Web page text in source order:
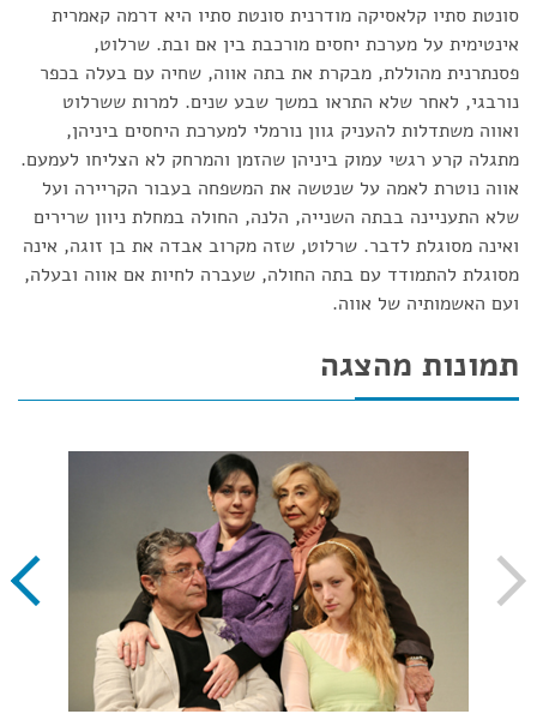
סונטת סתיו קלאסיקה מודרנית סונטת סתיו היא דרמה קאמרית
אינטימית על מערכת יחסים מורכבת בין אם ובת. שרלוט,
פסנתרנית מהוללת, מבקרת את בתה אווה, שחיה עם בעלה בכפר
נורבגי, לאחר שלא התראו במשך שבע שנים. למרות ששרלוט
ואווה משתדלות להעניק גוון נורמלי למערכת היחסים ביניהן,
מתגלה קרע רגשי עמוק ביניהן שהזמן והמרחק לא הצליחו לעמעם.
אווה נוטרת לאמה על שנטשה את המשפחה בעבור הקריירה ועל
שלא התעניינה בבתה השנייה, הלנה, החולה במחלת ניוון שרירים
ואינה מסוגלת לדבר. שרלוט, שזה מקרוב אבדה את בן זוגה, אינה
מסוגלת להתמודד עם בתה החולה, שעברה לחיות אם אווה ובעלה,
ועם האשמותיה של אווה.
תמונות מהצגה